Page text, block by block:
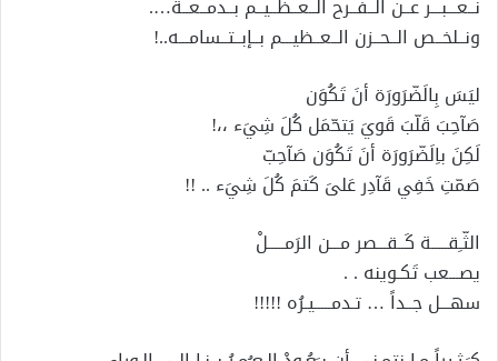
نــعـــبـــر عــن الــفــرح الــعــظــيــم بــدمــعــة….
ونــلخــص الــحــزن الــعــظيـــم بــإبــتــسامـــه..!
ليَسَ بِالَضّرَورَة أنَ تَكُوَن
صَآحِبَ قَلّبَ قَويَ يَتحّمَل كُلَ شِيَء ،،!
لَكِنَ باِلَضّرَورَة أنَ تَكُوَن صَآحِبّ
صَمّتِ خَفِي قَآدِر عَلىَ كَتمَ كُلَ شِيَء .. !!
الثّـِقـــــة كَــقـــصر مـــن الرَمـــــلْ
يصـــعب تَكـوينه . .
سهـــل جــداً … تـدمـــــيـرُه !!!!!